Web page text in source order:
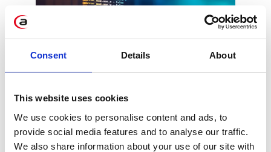
Consent Details About
This website uses cookies
We use cookies to personalise content and ads, to
provide social media features and to analyse our traffic.
We also share information about your use of our site with
SAP wkracza na rynek
platform low-code i
no-code
Firma SAP przejmując AppGyvera